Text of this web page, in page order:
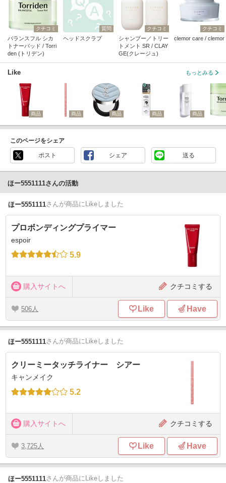
クチコミ
バランスフル シカ
トナーパッド / Torri
den (トリデン)
質問
ヘッドスクラブ
クチコミ
シャンプー／トリー
トメント SR / CLAY
GE(クレージュ)
クチコミ
clemor care / clemor
Like もっとみる
商品 商品 商品 商品 商品
このページをシェア
ポスト シェア 送る
ほー5551111さんの活動
ほー5551111さんが商品にLikeしました
プロボンディングプライマー
espoir
5.9
購入サイトへ クチコミする
506 Like Have
ほー5551111さんが商品にLikeしました
クリーミータッチライナー シアー
キャンメイク
5.2
購入サイトへ クチコミする
3,725 Like Have
ほー5551111さんが商品にLikeしました